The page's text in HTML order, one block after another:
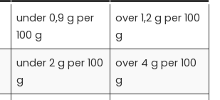
under 0,9 g per
100 g
over 1,2 g per 100
g
under 2 g per 100
g
over 4 g per 100
g